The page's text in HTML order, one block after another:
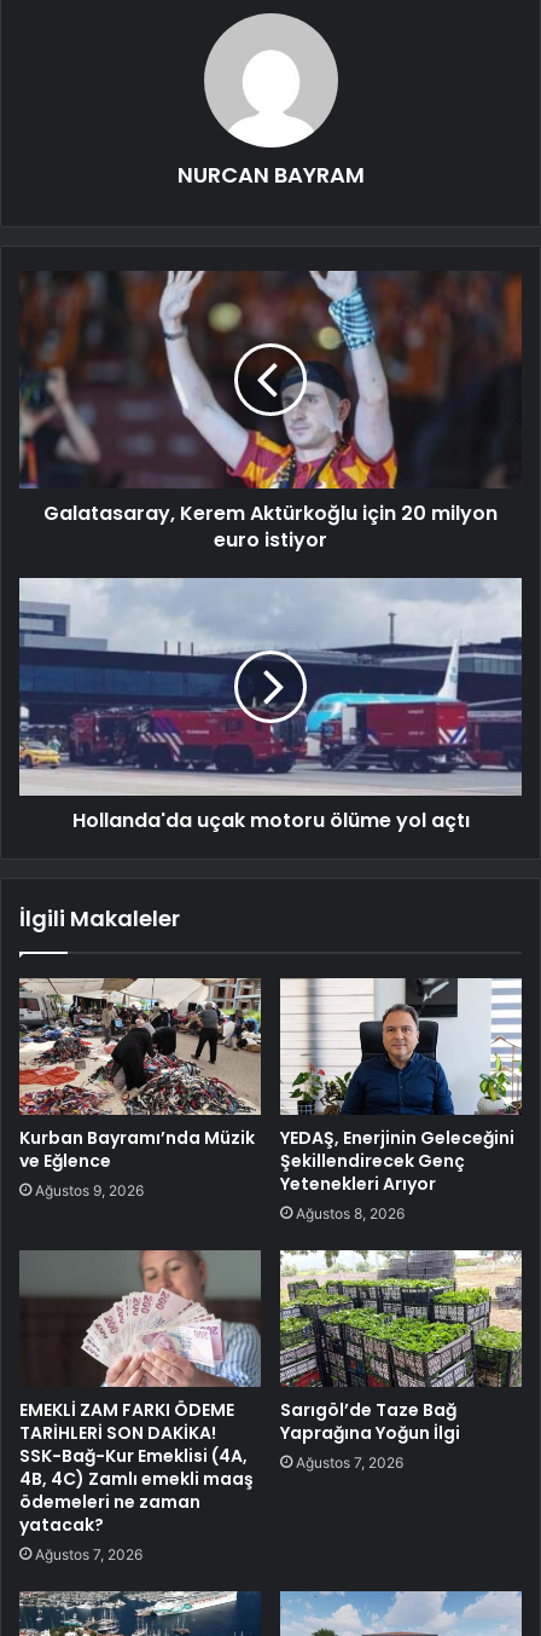
NURCAN BAYRAM
Galatasaray, Kerem Aktürkoğlu için 20 milyon
euro istiyor
Hollanda'da uçak motoru ölüme yol açtı
İlgili Makaleler
Kurban Bayramı’nda Müzik
ve Eğlence
Ağustos 9, 2026
YEDAŞ, Enerjinin Geleceğini
Şekillendirecek Genç
Yetenekleri Arıyor
Ağustos 8, 2026
EMEKLİ ZAM FARKI ÖDEME
TARİHLERİ SON DAKİKA!
SSK-Bağ-Kur Emeklisi (4A,
4B, 4C) Zamlı emekli maaş
ödemeleri ne zaman
yatacak?
Ağustos 7, 2026
Sarıgöl’de Taze Bağ
Yaprağına Yoğun İlgi
Ağustos 7, 2026